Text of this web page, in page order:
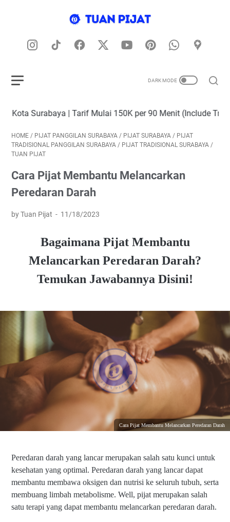
| Tarif Mulai 150K per 90 Menit (Include Transport) |
HOME / PIJAT PANGGILAN SURABAYA / PIJAT SURABAYA / PIJAT
TRADISIONAL PANGGILAN SURABAYA / PIJAT TRADISIONAL SURABAYA /
TUAN PIJAT
Cara Pijat Membantu Melancarkan
Peredaran Darah
by Tuan Pijat 11/18/2023
Bagaimana Pijat Membantu
Melancarkan Peredaran Darah?
Temukan Jawabannya Disini!
Cara Pijat Membantu Melancarkan Peredaran Darah
Peredaran darah yang lancar merupakan salah satu kunci untuk
kesehatan yang optimal. Peredaran darah yang lancar dapat
membantu membawa oksigen dan nutrisi ke seluruh tubuh, serta
membuang limbah metabolisme. Well, pijat merupakan salah
satu terapi yang dapat membantu melancarkan peredaran darah.